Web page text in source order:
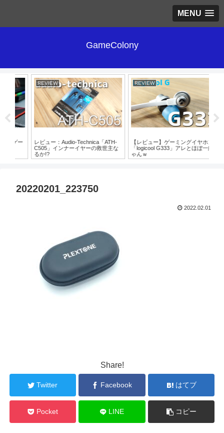
MENU
GameColony
REVIEW
レビュー：Audio-Technica「ATH-
C505」インナーイヤーの救世主な
るか!?
REVIEW
【レビュー】ゲーミングイヤホン
「logicool G333」アレとほぼ一緒じ
ゃんｗ
20220201_223750
2022.02.01
Share!
Twitter Facebook はてブ
Pocket LINE コピー